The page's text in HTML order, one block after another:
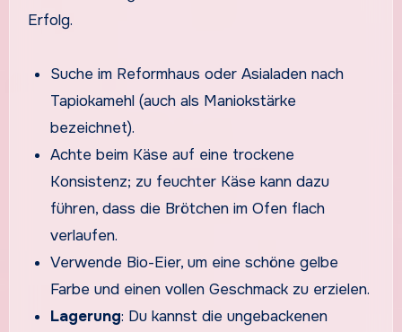
Erfolg.
Suche im Reformhaus oder Asialaden nach
Tapiokamehl (auch als Maniokstärke
bezeichnet).
Achte beim Käse auf eine trockene
Konsistenz; zu feuchter Käse kann dazu
führen, dass die Brötchen im Ofen flach
verlaufen.
Verwende Bio-Eier, um eine schöne gelbe
Farbe und einen vollen Geschmack zu erzielen.
Lagerung: Du kannst die ungebackenen